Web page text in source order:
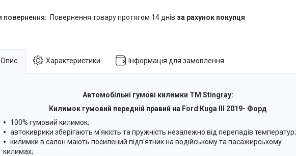
повернення товару протягом 14 днів за рахунок покупця
Опис Характеристики Інформація для замовлення
Автомобільні гумові килимки ТМ Stingray:
Килимок гумовий передній правий на Ford Kuga III 2019- Форд
100% гумовий килимок;
автокиврики зберігають м'якість та пружність незалежно від перепадів температур;
килимки в салон мають посилений підп'ятник на водійському та пасажирському
килимах;